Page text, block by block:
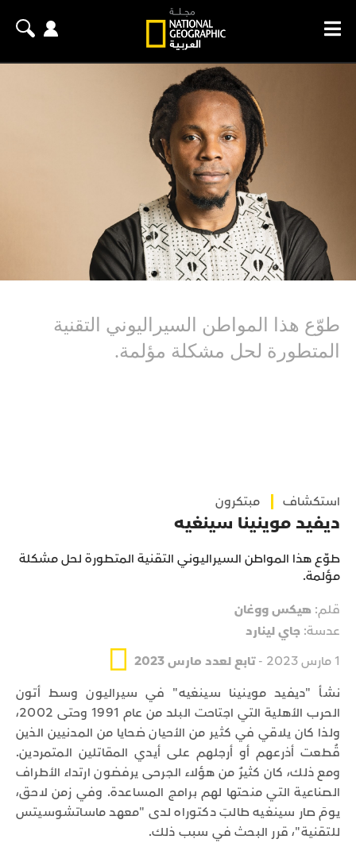
طوّع هذا المواطن السيراليوني التقنية
المتطورة لحل مشكلة مؤلمة.
استكشاف مبتكرون
ديفيد موينينا سينغيه
طوّع هذا المواطن السيراليوني التقنية المتطورة لحل مشكلة
مؤلمة.
قلم: هيكس ووغان
عدسة: جاي لينارد
1 مارس 2023 -
تابع لعدد مارس 2023
نشأ "ديفيد موينينا سينغيه" في سيراليون وسط أتون
الحرب الأهلية التي اجتاحت البلد من عام 1991 وحتى 2002،
ولذا كان يلاقي في كثير من الأحيان ضحايا من المدنيين الذين
قُطعت أذرعهم أو أرجلهم على أيدي المقاتلين المتمردين.
ومع ذلك، كان كثيرٌ من هؤلاء الجرحى يرفضون ارتداء الأطراف
الصناعية التي منحتها لهم برامج المساعدة. وفي زمن لاحق،
يومَ صار سينغيه طالبَ دكتوراه لدى "معهد ماساتشوسيتس
للتقنية"، قرر البحث في سبب ذلك.